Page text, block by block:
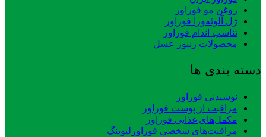
روغن مو فوراور
ژل آلوئه‌ورا فوراور
تناسب اندام فوراور
محصولات زنبور عسل
دسته بندی ها
نوشیدنی فوراور
مراقبت از پوست فوراور
مکمل‌های غذایی فوراور
مراقبت‌های شخصی فوراورلیوینگ